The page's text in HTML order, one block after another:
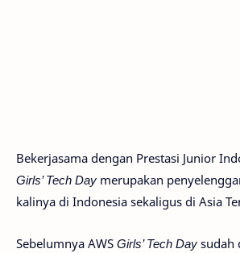
Bekerjasama dengan Prestasi Junior
Girls’ Tech Day merupakan
kalinya di Indonesia sekaligus di Asia
Sebelumnya AWS Girls’ Tech Day sudah